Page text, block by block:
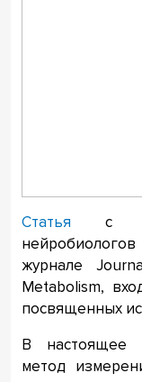
Статья с
нейробиологов
журнале
Metabolism,
посвященных
В настоящее
метод